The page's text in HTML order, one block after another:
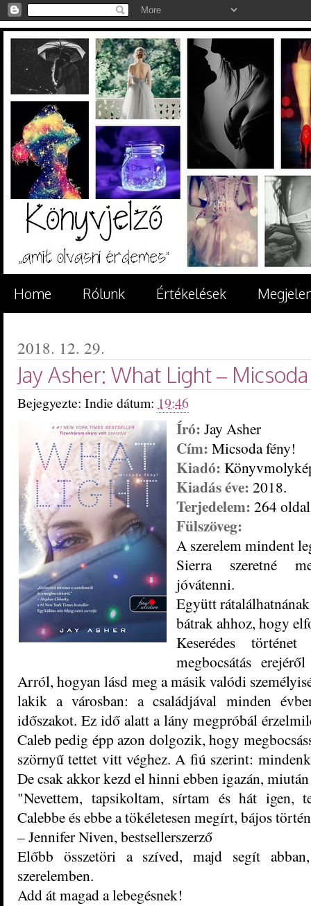
Home Rólunk Értékelések
2018. 12. 29.
Jay Asher: What ​Light –
Bejegyezte: Indie dátum: 19:46
Író: Jay Asher
Cím: Micsoda fény!
Kiadó:
Kiadás éve: 2018.
Terjedelem: 264 oldal
Fülszöveg:
A ​szerelem mindent
Sierra szeretné
jóvátenni.
Együtt
bátrak ahhoz, hogy
Keserédes
megbocsátás
Arról, hogyan lásd meg a másik valódi
lakik a városban: a családjával minden
időszakot. Ez idő alatt a lány megpróbál
Caleb pedig épp azon dolgozik, hogy
szörnyű tettet vitt véghez. A fiú szerint:
De csak akkor kezd el hinni ebben igazán,
"Nevettem, tapsikoltam, sírtam és hát igen,
Calebbe és ebbe a tökéletesen megírt, bájos
– Jennifer Niven, bestsellerszerző
Előbb összetöri a szíved, majd segít
szerelemben.
Add át magad a lebegésnek!